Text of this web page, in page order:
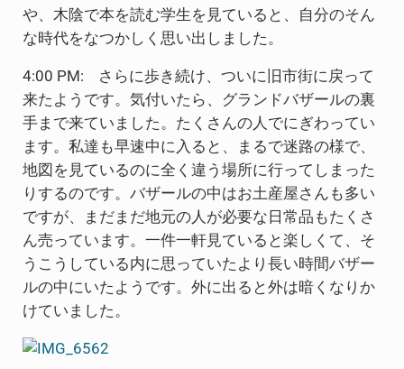
や、木陰で本を読む学生を見ていると、自分のそん
な時代をなつかしく思い出しました。
4:00 PM: さらに歩き続け、ついに旧市街に戻って
来たようです。気付いたら、グランドバザールの裏
手まで来ていました。たくさんの人でにぎわってい
ます。私達も早速中に入ると、まるで迷路の様で、
地図を見ているのに全く違う場所に行ってしまった
りするのです。バザールの中はお土産屋さんも多い
ですが、まだまだ地元の人が必要な日常品もたくさ
ん売っています。一件一軒見ていると楽しくて、そ
うこうしている内に思っていたより長い時間バザー
ルの中にいたようです。外に出ると外は暗くなりか
けていました。